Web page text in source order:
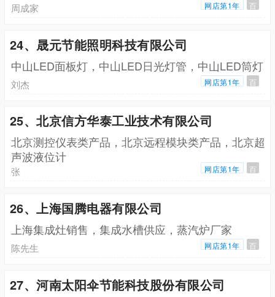
周成家 网店第1年 百
24、晟元节能照明科技有限公司
中山LED面板灯，中山LED日光灯管，中山LED筒灯
刘杰 网店第1年 百
25、北京信方华泰工业技术有限公司
北京测控仪表类产品，北京远程模块类产品，北京超
声波液位计
张 网店第1年 百
26、上海国腾电器有限公司
上海集成灶销售，集成水槽供应，蒸汽炉厂家
陈先生 网店第1年 百
27、河南太阳伞节能科技股份有限公司